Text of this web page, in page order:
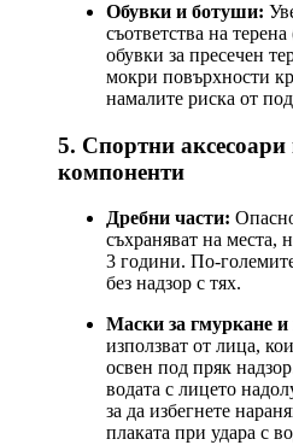
Обувки и ботуши:
съответства на
обувки за пресечен
мокри повърхности
намалите риска от
5. Спортни аксесоари
компоненти
Дребни части:
съхраняват на места,
3 години. По-
без надзор с тях.
Маски за гмуркане
използват от лица,
освен под пряк
водата с лицето
за да избегнете
плаката при удара с